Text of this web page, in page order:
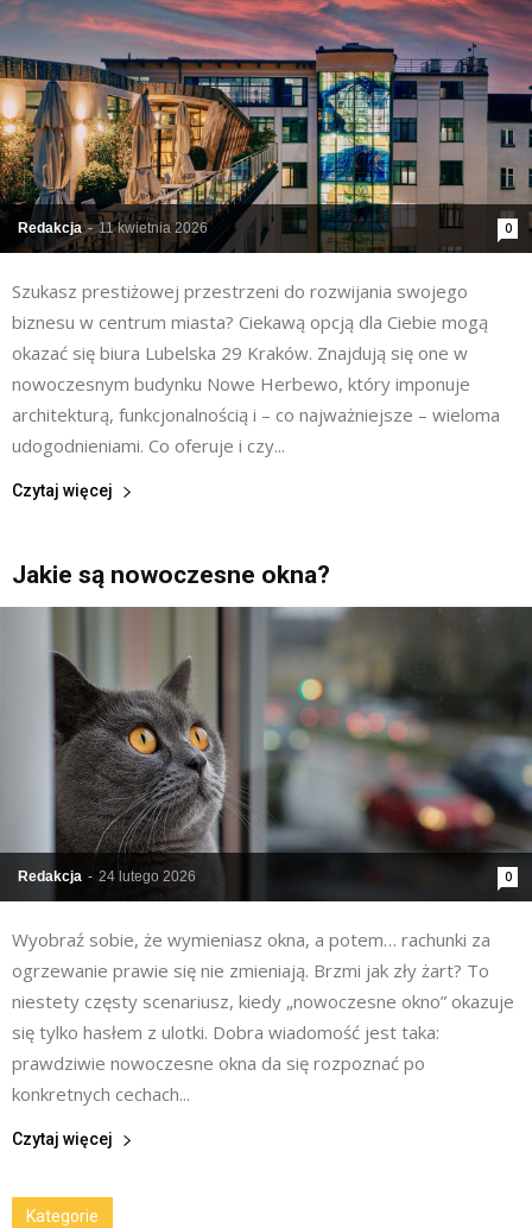
Redakcja - 11 kwietnia 2026 0
Szukasz prestiżowej przestrzeni do rozwijania swojego
biznesu w centrum miasta? Ciekawą opcją dla Ciebie mogą
okazać się biura Lubelska 29 Kraków. Znajdują się one w
nowoczesnym budynku Nowe Herbewo, który imponuje
architekturą, funkcjonalnością i – co najważniejsze – wieloma
udogodnieniami. Co oferuje i czy...
Czytaj więcej
Jakie są nowoczesne okna?
Redakcja - 24 lutego 2026 0
Wyobraź sobie, że wymieniasz okna, a potem… rachunki za
ogrzewanie prawie się nie zmieniają. Brzmi jak zły żart? To
niestety częsty scenariusz, kiedy „nowoczesne okno” okazuje
się tylko hasłem z ulotki. Dobra wiadomość jest taka:
prawdziwie nowoczesne okna da się rozpoznać po
konkretnych cechach...
Czytaj więcej
Kategorie